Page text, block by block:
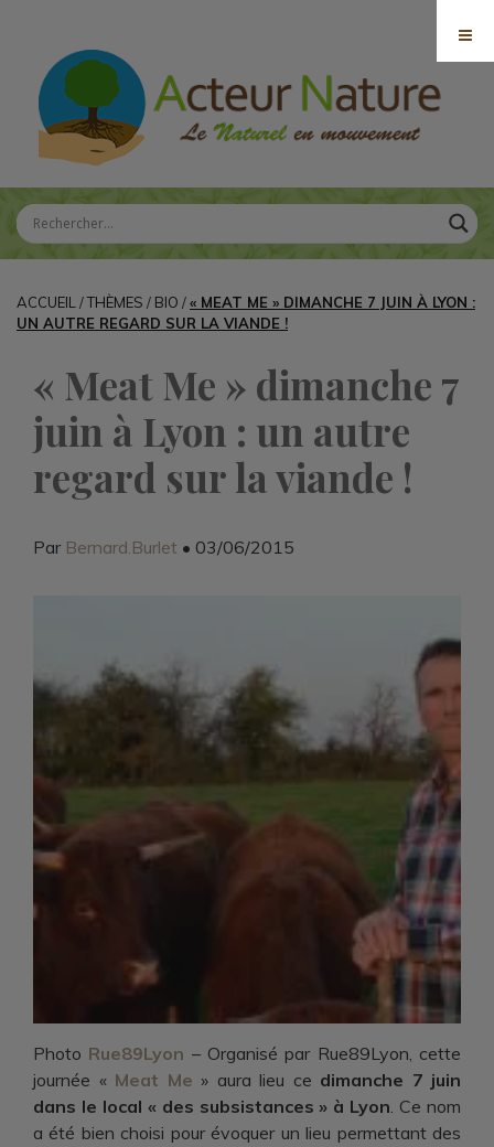
ACCUEIL /THÈMES / BIO /« MEAT ME » DIMANCHE 7 JUIN À LYON :
UN AUTRE REGARD SUR LA VIANDE !
« Meat Me » dimanche 7
juin à Lyon : un autre
regard sur la viande !
Par Bernard.Burlet • 03/06/2015
Photo Rue89Lyon – Organisé par Rue89Lyon, cette
journée « Meat Me » aura lieu ce dimanche 7 juin
dans le local « des subsistances » à Lyon. Ce nom
a été bien choisi pour évoquer un lieu permettant des